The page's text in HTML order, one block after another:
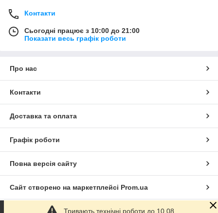
Контакти
Сьогодні працює з 10:00 до 21:00
Показати весь графік роботи
Про нас
Контакти
Доставка та оплата
Графік роботи
Повна версія сайту
Сайт створено на маркетплейсі Prom.ua
Політика конфіденційностіТривають технічні роботи до 10.08.